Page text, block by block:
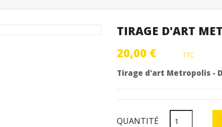
TIRAGE D'ART
20,00 €
TTC
Tirage d'art Metropolis -
QUANTITÉ